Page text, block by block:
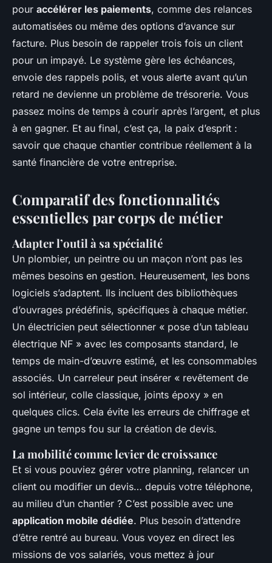
pour accélérer les paiements, comme des relances
automatisées ou même des options d’avance sur
facture. Plus besoin de rappeler trois fois un client
pour un impayé. Le système gère les échéances,
envoie des rappels polis, et vous alerte avant qu’un
retard ne devienne un problème de trésorerie. Vous
passez moins de temps à courir après l’argent, et plus
à en gagner. Et au final, c’est ça, la paix d’esprit :
savoir que chaque chantier contribue réellement à la
santé financière de votre entreprise.
Comparatif des fonctionnalités
essentielles par corps de métier
Adapter l’outil à sa spécialité
Un plombier, un peintre ou un maçon n’ont pas les
mêmes besoins en gestion. Heureusement, les bons
logiciels s’adaptent. Ils incluent des bibliothèques
d’ouvrages prédéfinis, spécifiques à chaque métier.
Un électricien peut sélectionner « pose d’un tableau
électrique NF » avec les composants standard, le
temps de main-d’œuvre estimé, et les consommables
associés. Un carreleur peut insérer « revêtement de
sol intérieur, colle classique, joints époxy » en
quelques clics. Cela évite les erreurs de chiffrage et
gagne un temps fou sur la création de devis.
La mobilité comme levier de croissance
Et si vous pouviez gérer votre planning, relancer un
client ou modifier un devis… depuis votre téléphone,
au milieu d’un chantier ? C’est possible avec une
application mobile dédiée. Plus besoin d’attendre
d’être rentré au bureau. Vous voyez en direct les
missions de vos salariés, vous mettez à jour